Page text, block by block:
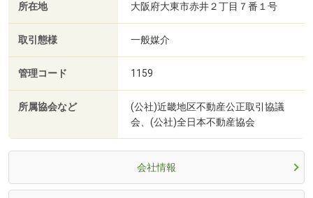
所在地 大阪府大東市赤井２丁目７番１号
取引態様 一般媒介
管理コード 1159
所属協会など
(公社)近畿地区不動産公正取引協議
会、(公社)全日本不動産協会
会社情報